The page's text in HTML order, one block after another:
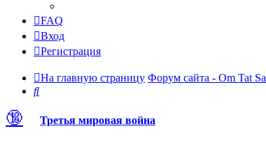
FAQ
Вход
Регистрация
На главную страницу Форум сайта - Om Tat
Поиск
🔞 Третья мировая война